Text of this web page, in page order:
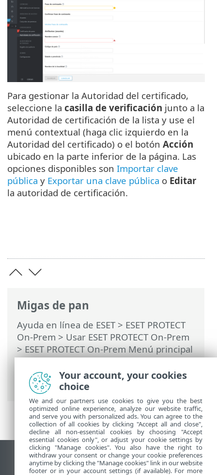
Migas de pan
Ayuda en línea de ESET> ESET PROTECT
On-Prem > Usar ESET PROTECT On-Prem
> ESET PROTECT On-Prem Menú principal
>Más>Certificados>Autoridades de
certificación> Cree una nueva autoridad
de certificación
Para gestionar la Autoridad del certificado,
seleccione la casilla de verificación junto a la
Autoridad de certificación de la lista y use el
menú contextual (haga clic izquierdo en la
Autoridad del certificado) o el botón Acción
ubicado en la parte inferior de la página. Las
opciones disponibles son Importar clave
pública y Exportar una clave pública o Editar
la autoridad de certificación.
Ver sitio del escritorio
Your account, your cookies
choice
We and our partners use cookies to give you the best
optimized online experience, analyze our website traffic,
and serve you with personalized ads. You can agree to the
collection of all cookies by clicking "Accept all and close",
decline all non-essential cookies by choosing "Accept
essential cookies only", or adjust your cookie settings by
clicking "Manage cookies". You also have the right to
withdraw your consent or change your cookie preferences
anytime by clicking the "Manage cookies" link in our website
footer or in your account settings (if available). For more